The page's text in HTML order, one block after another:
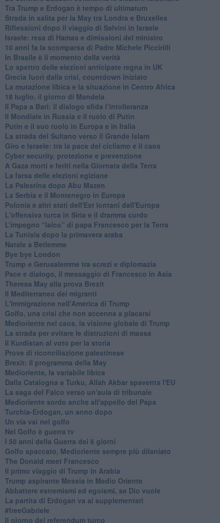
Tra Trump e Erdogan è tempo di ultimatum
Strada in salita per la May tra Londra e Bruxelles
Riflessioni dopo il viaggio di Salvini in Israele
Israele: resa di Hamas e dimissioni del ministro
10 anni fa la scomparsa di Padre Michele Piccirilli
In Brasile è il momento della verità
Lo spettro delle elezioni anticipate regna in UK
Grecia fuori dalla crisi, countdown iniziato
La mutazione libica e la situazione in Centro Africa
18 luglio, il giorno di Mandela
Il Papa a Bari: il dialogo sfida l’intolleranza
Il Mondiale in Russia e il ruolo di Putin
Putin e il suo ruolo in Europa e in Italia
La strada del Sultano verso il Grande Islam
Giro e Israele: tra la pace del ciclismo e il caos
Cyber security, protezione e prevenzione
A Gaza morti e feriti nella Giornata della Terra
La farsa delle elezioni egiziane
La Palestina dopo Abu Mazen
La Serbia e il Montenegro in Europa
Polonia e altri stati dell'Est lontani dall'Europa
L'offensiva turca in Siria e il dramma curdo
L’impegno “laico” di papa Francesco per la Terra
La Tunisia dopo la primavera araba
Natale a Betlemme
Bye bye London
Trump e Gerusalemme tra screzi e diplomazia
Pace e dialogo, il messaggio di Francesco in Asia
Theresa May alla prova Brexit
Il Mediterraneo dei migranti
L'immigrazione nell'America di Trump
Golfo, una crisi che non accenna a placarsi
Medioriente nel caos, la visione globale di Trump
La strada per evitare le distruzioni di massa
Il Kurdistan al voto per la storia
Prove di riconciliazione palestinese
Brexit: il programma della May
Medioriente, la variabile libica
Dalla Catalogna a Turku, Allah Akbar spaventa l'EU
La saga del Falco verso un'aula di tribunale
Medioriente sordo anche all'appello del Papa
Turchia-Erdogan, un anno dopo
Un via vai nel golfo
Nel Golfo è guerra tv
I 50 anni della Guerra dei 6 giorni
Golfo spaccato, Medioriente sempre più dilaniato
The Donald meet Francesco
Il primo viaggio di Trump in Arabia
Trump aspirante Messia in Medio Oriente
Abbattere estremismi ed egoismi, se Dio vuole
La partita di Erdogan va ai supplementari
#freeGabriele
Il giorno del referendum turco